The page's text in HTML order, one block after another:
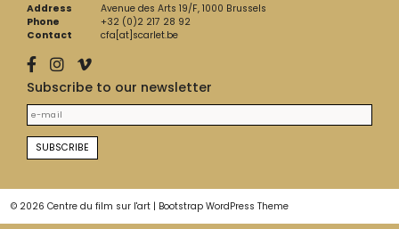
Address
Avenue des Arts 19/F, 1000 Brussels
Phone
+32 (0)2 217 28 92
Contact
cfa[at]scarlet.be
Subscribe to our newsletter
© 2026 Centre du film sur l'art | Bootstrap WordPress Theme